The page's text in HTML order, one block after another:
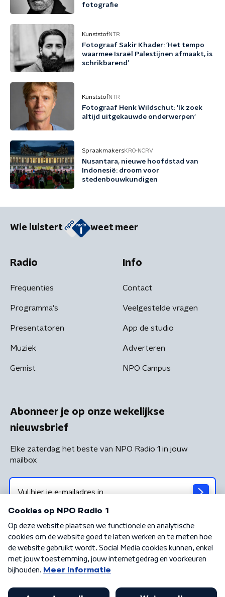
fotografie
KunststofNTR
Fotograaf Sakir Khader: 'Het tempo
waarmee Israël Palestijnen afmaakt, is
schrikbarend'
KunststofNTR
Fotograaf Henk Wildschut: 'Ik zoek
altijd uitgekauwde onderwerpen'
SpraakmakersKRO-NCRV
Nusantara, nieuwe hoofdstad van
Indonesië: droom voor
stedenbouwkundigen
Wie luistert weet meer
Radio
Frequenties
Programma's
Presentatoren
Muziek
Gemist
Info
Contact
Veelgestelde vragen
App de studio
Adverteren
NPO Campus
Abonneer je op onze wekelijkse
nieuwsbrief
Elke zaterdag het beste van NPO Radio 1 in jouw
mailbox
Algemene voorwaarden